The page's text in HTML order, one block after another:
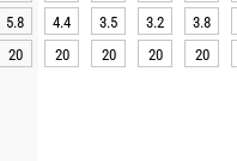
5.8
4.4 3.5 3.2 3.8
20
20 20 20 20